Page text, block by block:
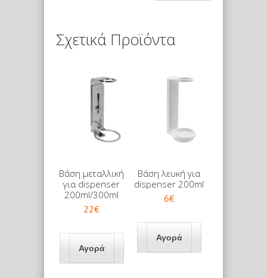
Σχετικά Προϊόντα
Βάση μεταλλική
για dispenser
200ml/300ml
22€
Βάση λευκή για
dispenser 200ml
6€